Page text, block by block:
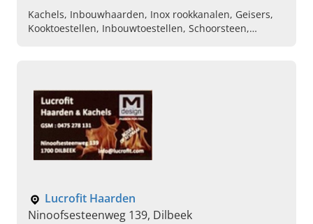
Kachels, Inbouwhaarden, Inox rookkanalen, Geisers,
Kooktoestellen, Inbouwtoestellen, Schoorsteen,
Lucrofit Haarden
Ninoofsesteenweg 139, Dilbeek